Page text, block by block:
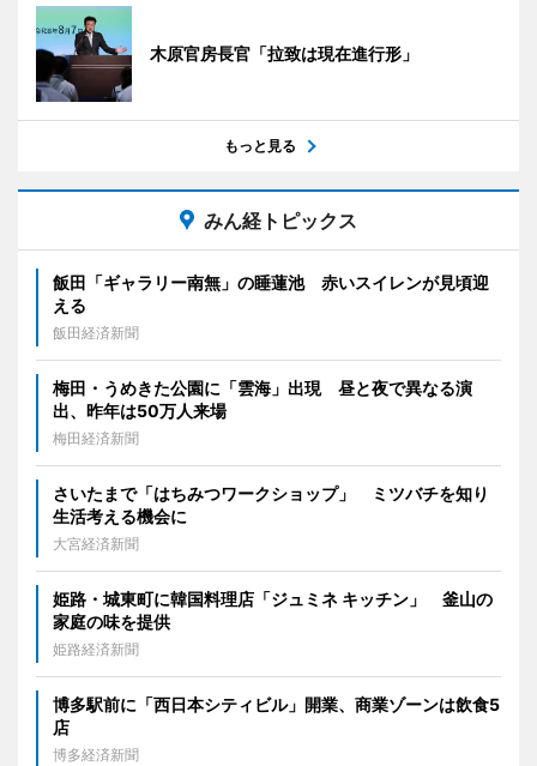
木原官房長官「拉致は現在進行形」
もっと見る
みん経トピックス
飯田「ギャラリー南無」の睡蓮池 赤いスイレンが見頃迎
える
飯田経済新聞
梅田・うめきた公園に「雲海」出現 昼と夜で異なる演
出、昨年は50万人来場
梅田経済新聞
さいたまで「はちみつワークショップ」 ミツバチを知り
生活考える機会に
大宮経済新聞
姫路・城東町に韓国料理店「ジュミネ キッチン」 釜山の
家庭の味を提供
姫路経済新聞
博多駅前に「西日本シティビル」開業、商業ゾーンは飲食5
店
博多経済新聞